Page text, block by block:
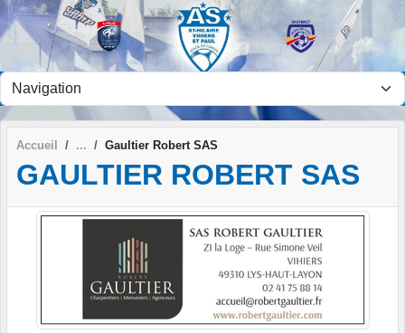
Accueil Gaultier Robert SAS
GAULTIER ROBERT SAS
Panneau de gestion des cookies